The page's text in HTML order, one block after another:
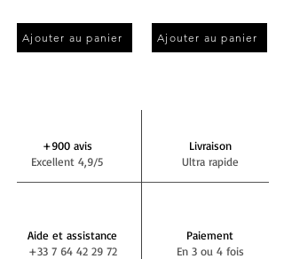
Ajouter au panier Ajouter au panier
+900 avis
Excellent 4,9/5
Aide et assistance
Livraison
Ultra rapide
Paiement
+33 7 64 42 29 72
En 3 ou 4 fois